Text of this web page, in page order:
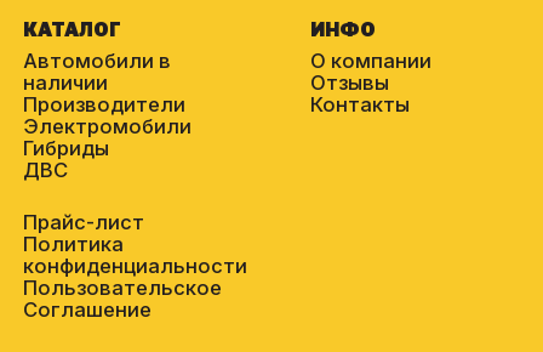
КАТАЛОГ
Автомобили в
наличии
Производители
Электромобили
Гибриды
ДВС
ИНФО
О компании
Отзывы
Контакты
Прайс-лист
Политика
конфиденциальности
Пользовательское
Соглашение